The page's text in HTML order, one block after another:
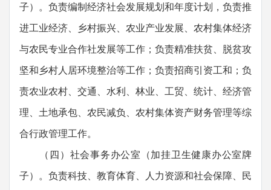
子）。负责编制经济社会发展规划和年度计划，负责推
进工业经济、乡村振兴、农业产业发展、农村集体经济
与农民专业合作社发展等工作；负责精准扶贫、脱贫攻
坚和乡村人居环境整治等工作；负责招商引资工和；负
责农业农村、交通、水利、林业、工贸、统计、经济管
理、土地承包、农民减负、农村集体资产财务管理等综
合行政管理工作。
（四）社会事务办公室（加挂卫生健康办公室牌
子）。负责科技、教育体育、人力资源和社会保障、民